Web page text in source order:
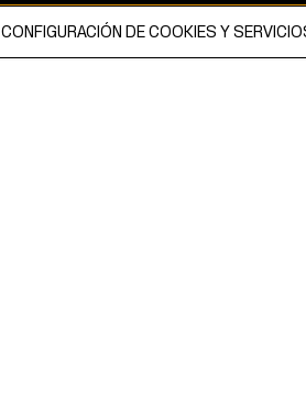
CONFIGURACIÓN DE COOKIES Y